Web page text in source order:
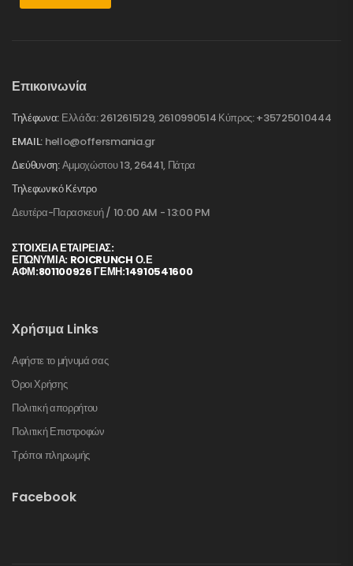
Επικοινωνία
Τηλέφωνα: Ελλάδα: 2612615129, 2610990514 Κύπρος: +35725010444
EMAIL: hello@offersmania.gr
Διεύθυνση:Αμμοχώστου 13, 26441, Πάτρα
Τηλεφωνικό Κέντρο
Δευτέρα-Παρασκευή / 10:00 AM - 13:00 PM
ΣΤΟΙΧΕΊΑ ΕΤΑΙΡΕΊΑΣ:
ΕΠΩΝΥΜΙΑ: ROICRUNCH Ο.Ε
ΑΦΜ:801100926 ΓΕΜΗ:14910541600
Χρήσιμα Links
Αφήστε το μήνυμά σας
Όροι Χρήσης
Πολιτική απορρήτου
Πολιτική Επιστροφών
Τρόποι πληρωμής
Facebook